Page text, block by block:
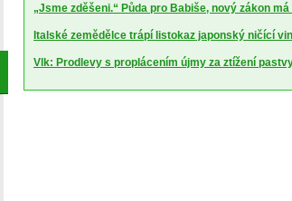
„Jsme zděšeni.“ Půda pro Babiše, nový zákon
Italské zemědělce trápí listokaz japonský ničící
Vlk: Prodlevy s proplácením újmy za ztížení